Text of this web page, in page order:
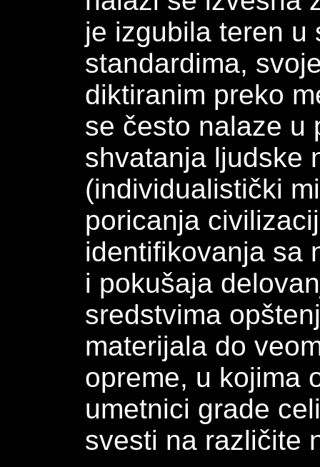
je izgubila teren u
standardima,
diktiranim preko
se često nalaze u
shvatanja ljudske
(individualistički
poricanja
identifikovanja sa
i pokušaja
sredstvima
materijala do
opreme, u kojima
umetnici grade
svesti na različite